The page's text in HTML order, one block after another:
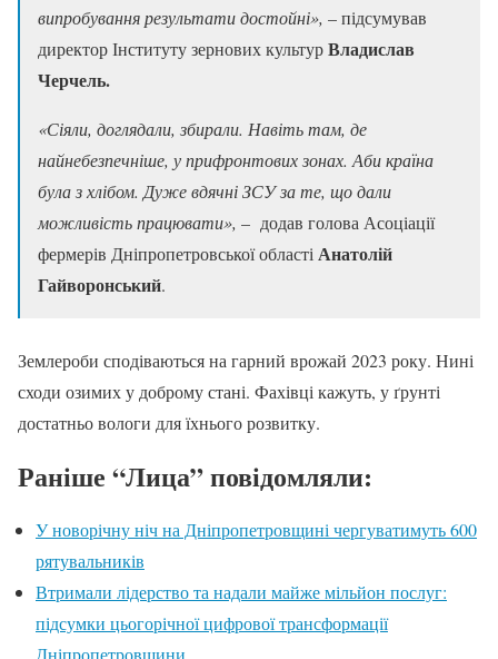
випробування результати достойні», – підсумував
директор Інституту зернових культурВладислав
Черчель.
«Сіяли, доглядали, збирали. Навіть там, де
найнебезпечніше, у прифронтових зонах. Аби країна
була з хлібом. Дуже вдячні ЗСУ за те, що дали
можливість працювати», – додав голова Асоціації
фермерів Дніпропетровської областіАнатолій
Гайворонський.
Землероби сподіваються на гарний врожай 2023 року. Нині
сходи озимих у доброму стані. Фахівці кажуть, у ґрунті
достатньо вологи для їхнього розвитку.
Раніше “Лица” повідомляли:
У новорічну ніч на Дніпропетровщині чергуватимуть 600
рятувальників
Втримали лідерство та надали майже мільйон послуг:
підсумки цьогорічної цифрової трансформації
Дніпропетровщини